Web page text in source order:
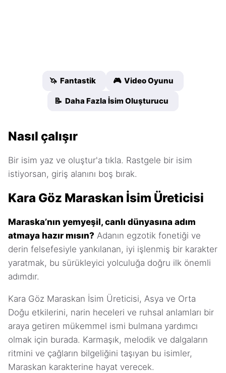
🦄 Fantastik 🎮 Video Oyunu
📝 Daha Fazla İsim Oluşturucu
Nasıl çalışır
Bir isim yaz ve oluştur'a tıkla. Rastgele bir isim
istiyorsan, giriş alanını boş bırak.
Kara Göz Maraskan İsim Üreticisi
Maraska’nın yemyeşil, canlı dünyasına adım
atmaya hazır mısın? Adanın egzotik fonetiği ve
derin felsefesiyle yankılanan, iyi işlenmiş bir karakter
yaratmak, bu sürükleyici yolculuğa doğru ilk önemli
adımdır.
Kara Göz Maraskan İsim Üreticisi, Asya ve Orta
Doğu etkilerini, narin heceleri ve ruhsal anlamları bir
araya getiren mükemmel ismi bulmana yardımcı
olmak için burada. Karmaşık, melodik ve dalgaların
ritmini ve çağların bilgeliğini taşıyan bu isimler,
Maraskan karakterine hayat verecek.